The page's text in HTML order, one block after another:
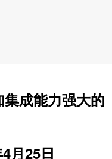
集成能力强大的
月25日